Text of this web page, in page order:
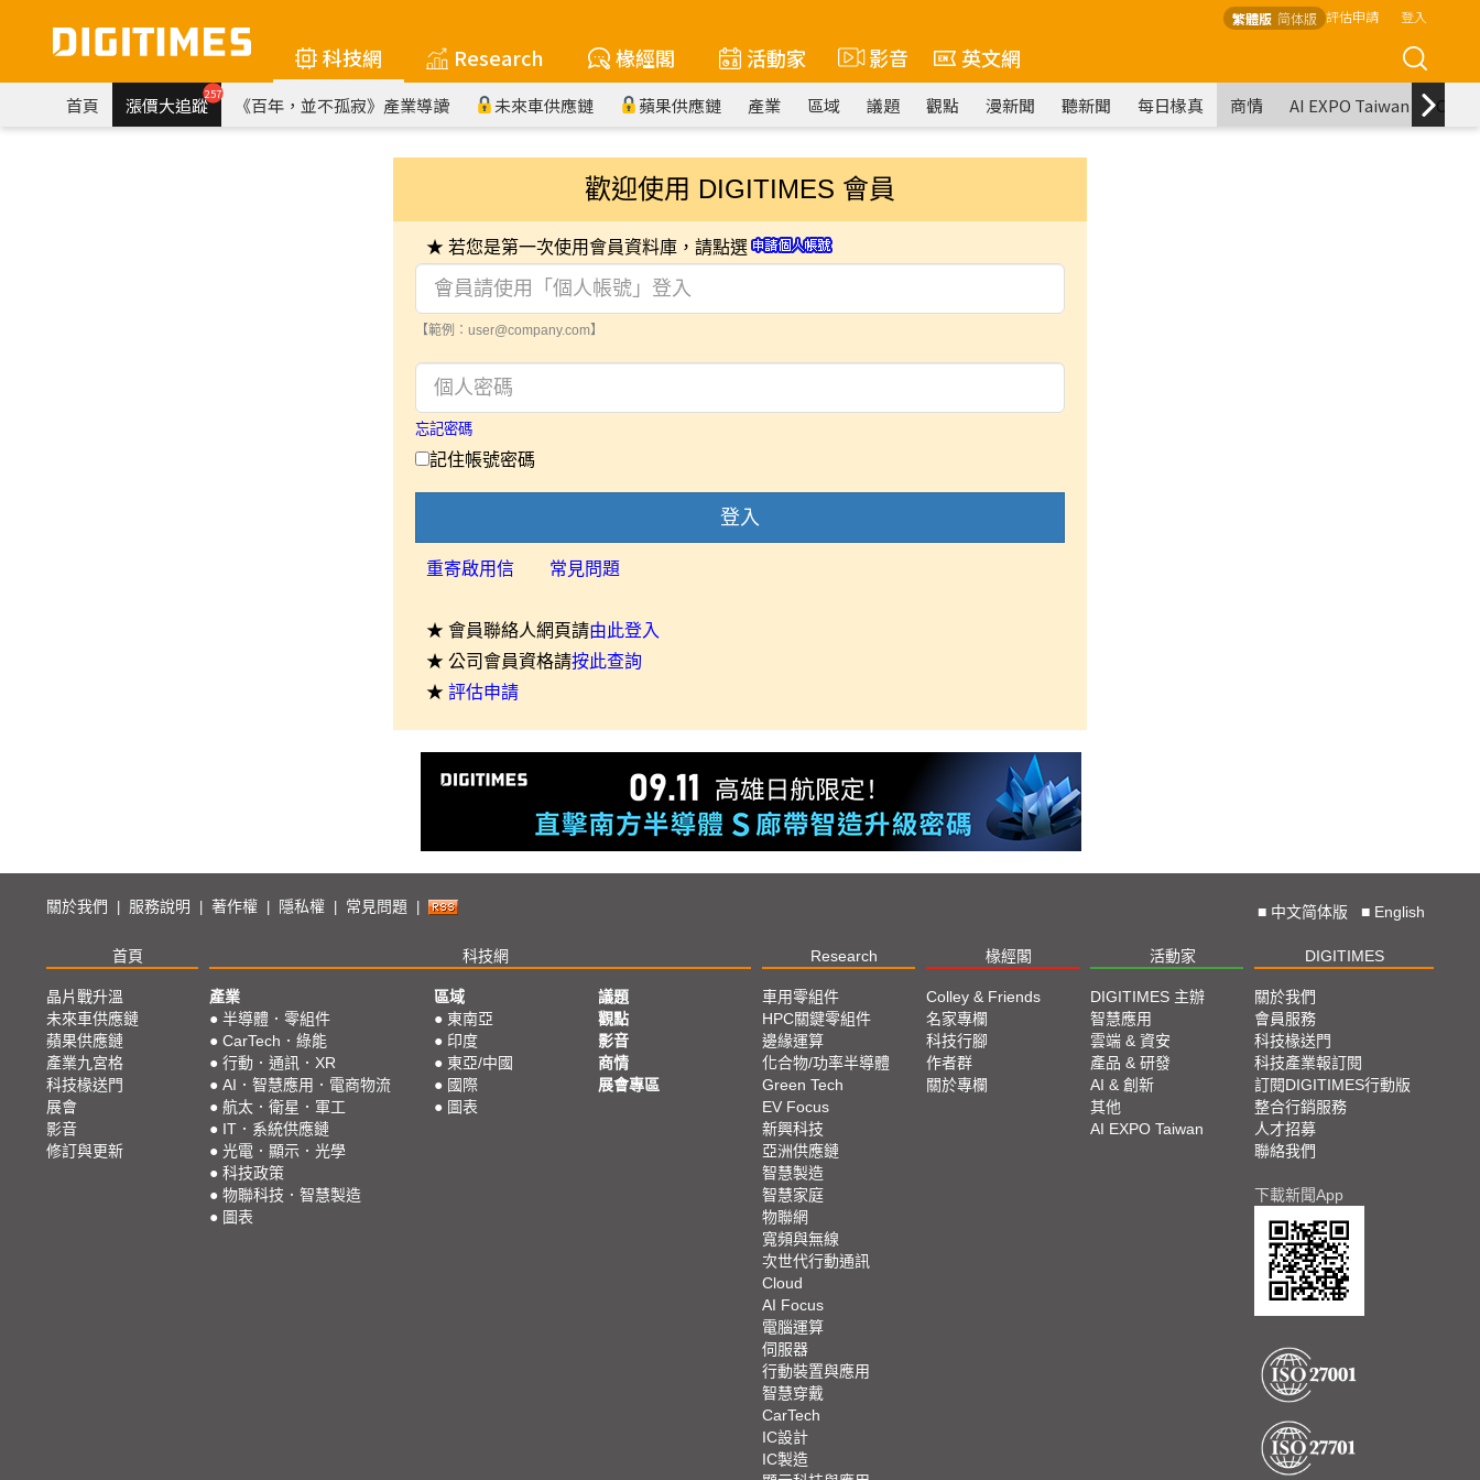
繁體版 简体版 評估申請 登入
科技網 Research 椽經閣 活動家 影音 英文網
首頁 漲價大追蹤257 《百年，並不孤寂》產業導讀 未來車供應鏈 蘋果供應鏈 產業 區域 議題 觀點 漫新聞 聽新聞 每日椽真 商情 AI EXPO Taiwan
歡迎使用 DIGITIMES 會員
★ 若您是第一次使用會員資料庫，請點選
【範例：user@company.com】
忘記密碼
記住帳號密碼
登入
重寄啟用信 常見問題
★ 會員聯絡人網頁請由此登入
★ 公司會員資格請按此查詢
★ 評估申請
關於我們 服務說明 著作權 隱私權 常見問題 ■ 中文简体版 ■ English
首頁 科技網 Research 椽經閣 活動家 DIGITIMES
晶片戰升溫
未來車供應鏈
蘋果供應鏈
產業九宮格
科技椽送門
展會
影音
修訂與更新
產業
● 半導體．零組件
● CarTech．綠能
● 行動．通訊．XR
● AI．智慧應用．電商物流
● 航太．衛星．軍工
● IT．系統供應鏈
● 光電．顯示．光學
● 科技政策
● 物聯科技．智慧製造
● 圖表
區域
● 東南亞
● 印度
● 東亞/中國
● 國際
● 圖表
議題
觀點
影音
商情
展會專區
車用零組件
HPC關鍵零組件
邊緣運算
化合物/功率半導體
Green Tech
EV Focus
新興科技
亞洲供應鏈
智慧製造
智慧家庭
物聯網
寬頻與無線
次世代行動通訊
Cloud
AI Focus
電腦運算
伺服器
行動裝置與應用
智慧穿戴
CarTech
IC設計
IC製造
Colley & Friends
名家專欄
科技行腳
作者群
關於專欄
DIGITIMES 主辦
智慧應用
雲端 & 資安
產品 & 研發
AI & 創新
其他
AI EXPO Taiwan
關於我們
會員服務
科技椽送門
科技產業報訂閱
訂閱DIGITIMES行動版
整合行銷服務
人才招募
聯絡我們
下載新聞App